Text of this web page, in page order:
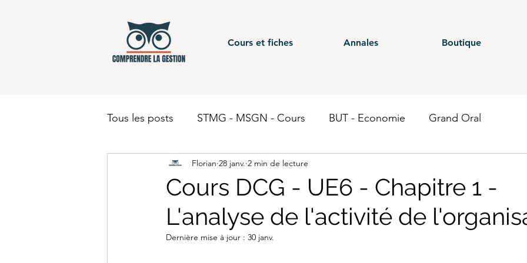
Cours et fiches Annales Boutique
Tous les posts STMG - MSGN - Cours BUT - Economie Grand Oral
STMG - Gestion Finance - cours BTS - P1
BUT - Comptabilité BTS CG - Annales BUT - Droit fiscal BTS - P6
Cours DCG - UE6 - Chapitre 1 -
L'analyse de l'activité de
Florian 28 janv. 2 min de lecture
Dernière mise à jour : 30 janv.